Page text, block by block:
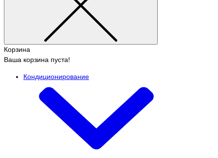
Корзина
Ваша корзина пуста!
Кондиционирование